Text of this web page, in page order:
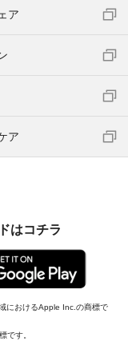
ア
ア
はコチラ
におけるApple Inc.の商標で
です。